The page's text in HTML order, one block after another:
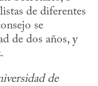
de diferentes
se
de dos años, y
de